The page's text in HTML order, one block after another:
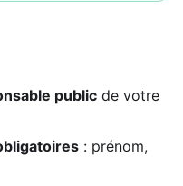
public de votre
: prénom,